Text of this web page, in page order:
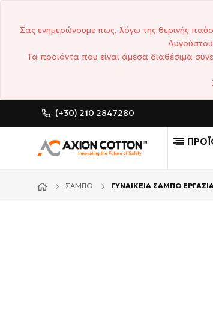
Σας ενημερώνουμε πως, λόγω της θερινής
Τα προϊόντα που είναι άμεσα διαθέσιμα
(+30) 210 2847280 CUSTOM
ΣΑΜΠΌ ΓΥΝΑΙΚΕΙΑ ΣΑΜΠΟ